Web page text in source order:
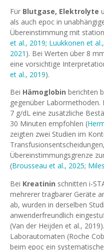
Für Blutgase, Elektrolyte
als auch epoc in
Übereinstimmung mit
et al., 2019; Luukkonen et
2021 ). Bei Werten über 8
eine vorsichtige
et al., 2019).
Bei Hämoglobin berichten
gegenüber
7 g/dL eine zusätzliche
30 Minuten empfohlen (
zeigten zwei Studien im
Übereinstimmungsgrenze
(Brousseau et al., 2025;
Bei Kreatinin schnitten i-
mehrerer tragbarer Geräte
ab, wurden in derselben
anwenderfreundlich
(Van der Heijden et al.,
Laborautomaten (Roche
beim epoc ein